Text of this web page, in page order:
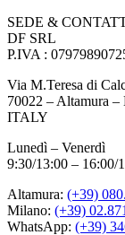
SEDE &
DF SRL
P.IVA :
Via M.Teresa di
70022 – Altamura –
ITALY
Lunedì – Venerdì
9:30/13:00 – 16:00/
Altamura: (+39)
Milano: (+39)
WhatsApp: (+39)